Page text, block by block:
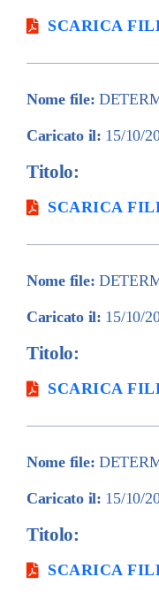
SCARICA
Nome file:
Caricato il: 15/10/
Titolo:
SCARICA
Nome file:
Caricato il: 15/10/
Titolo:
SCARICA
Nome file:
Caricato il: 15/10/
Titolo:
SCARICA